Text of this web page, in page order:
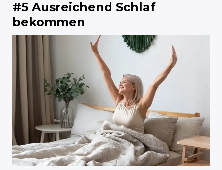
#5 Ausreichend Schlaf
bekommen